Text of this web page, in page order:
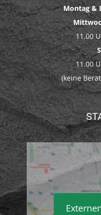
Montag &
11.00
11.00
(keine